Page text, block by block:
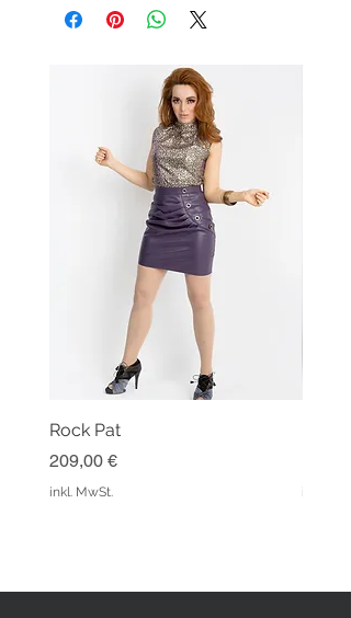
Rock Pat
Preis
209,00 €
inkl. MwSt.